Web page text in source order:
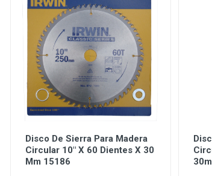
Disco De Sierra Para Madera
Circular 10" X 60 Dientes X 30
Mm 15186